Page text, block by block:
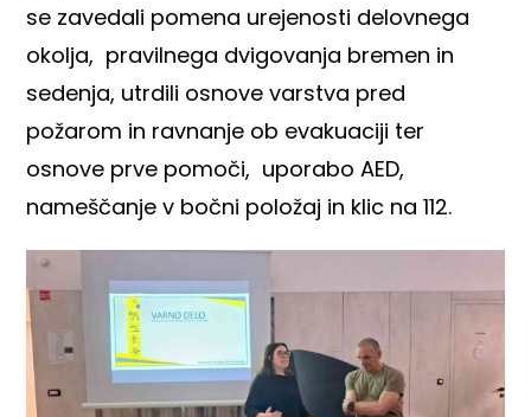
se zavedali pomena urejenosti delovnega
okolja, pravilnega dvigovanja bremen in
sedenja, utrdili osnove varstva pred
požarom in ravnanje ob evakuaciji ter
osnove prve pomoči, uporabo AED,
nameščanje v bočni položaj in klic na 112.